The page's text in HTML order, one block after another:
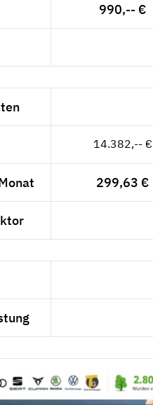
990,-- €
14.382,-- €
299,63 €